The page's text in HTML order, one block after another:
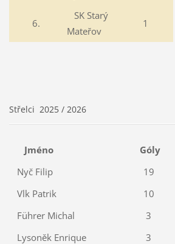
6.
SK Starý
Mateřov
1
Střelci 2025 / 2026
Jméno
Góly
Nyč Filip
19
Vlk Patrik
10
Führer Michal
3
Lysoněk Enrique
3